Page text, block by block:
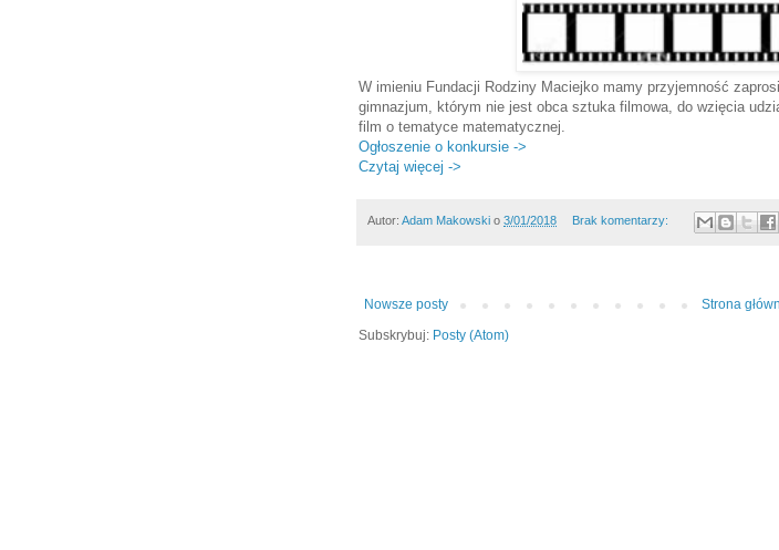
W imieniu Fundacji Rodziny Maciejko mamy przyjemność
gimnazjum, którym nie jest obca sztuka filmowa, do wzięcia
film o tematyce matematycznej.
Ogłoszenie o konkursie ->
Czytaj więcej ->
Autor: Adam Makowski o 3/01/2018 Brak komentarzy:
Nowsze posty
Strona
Subskrybuj: Posty (Atom)